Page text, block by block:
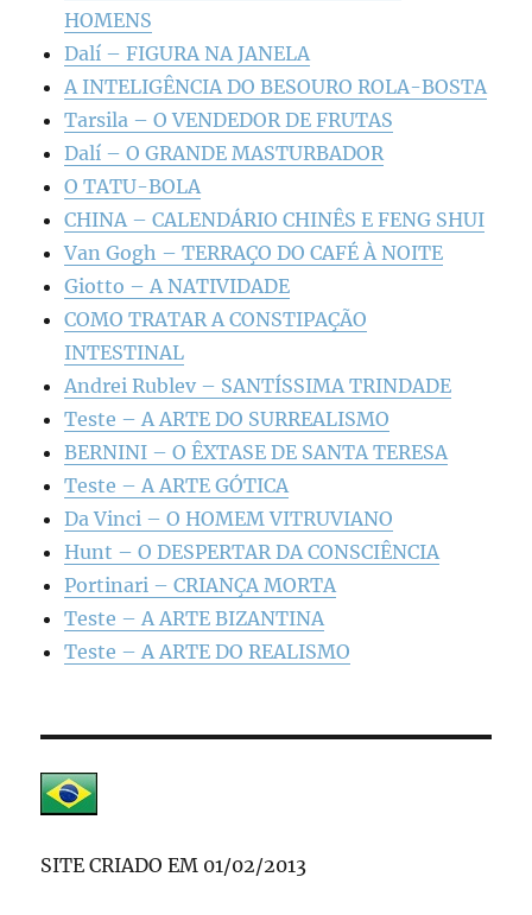
HOMENS
Dalí – FIGURA NA JANELA
A INTELIGÊNCIA DO BESOURO ROLA-BOSTA
Tarsila – O VENDEDOR DE FRUTAS
Dalí – O GRANDE MASTURBADOR
O TATU-BOLA
CHINA – CALENDÁRIO CHINÊS E FENG SHUI
Van Gogh – TERRAÇO DO CAFÉ À NOITE
Giotto – A NATIVIDADE
COMO TRATAR A CONSTIPAÇÃO
INTESTINAL
Andrei Rublev – SANTÍSSIMA TRINDADE
Teste – A ARTE DO SURREALISMO
BERNINI – O ÊXTASE DE SANTA TERESA
Teste – A ARTE GÓTICA
Da Vinci – O HOMEM VITRUVIANO
Hunt – O DESPERTAR DA CONSCIÊNCIA
Portinari – CRIANÇA MORTA
Teste – A ARTE BIZANTINA
Teste – A ARTE DO REALISMO
SITE CRIADO EM 01/02/2013